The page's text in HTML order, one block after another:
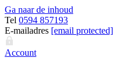
Ga naar de inhoud
Tel 0594 857193
E-mailadres [email protected]
Account